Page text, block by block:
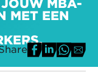
MET EEN